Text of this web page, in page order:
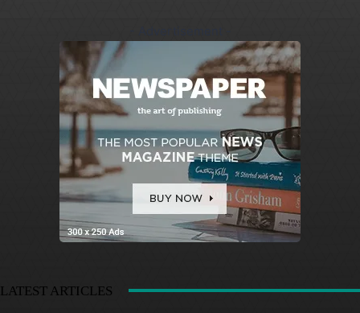
LATEST ARTICLES